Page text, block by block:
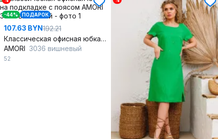
-44% ПОДАРОК
107.63 BYN192.21
Классическая офисная юбка на подкладке с поясом
AMORI 3036 вишневый
52